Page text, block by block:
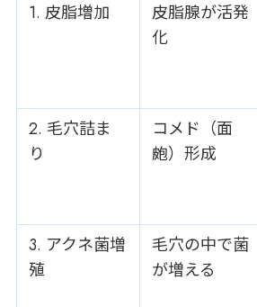
1. 皮脂増加
皮脂腺が活発
化
2. 毛穴詰ま
り
コメド（面
皰）形成
3. アクネ菌増
殖
毛穴の中で菌
が増える